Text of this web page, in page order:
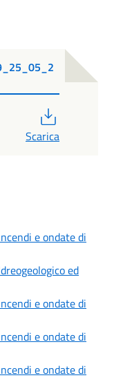
Scarica
e ondate di
ed
e ondate di
e ondate di
e ondate di